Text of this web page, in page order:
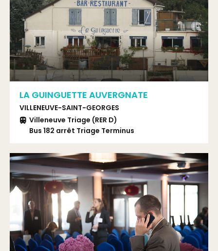
LA GUINGUETTE AUVERGNATE
VILLENEUVE-SAINT-GEORGES
Villeneuve Triage (RER D)
Bus 182 arrêt Triage Terminus